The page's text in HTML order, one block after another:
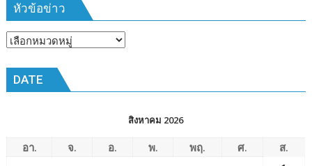
๒๕๖๙
หัวข้อข่าว
หัวข้อ
DATE
สิงหาคม 2026
อา. จ. อ. พ. พฤ. ศ.
ส.